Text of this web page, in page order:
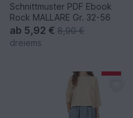
Schnittmuster PDF Ebook
Rock MALLARE Gr. 32-56
ab 5,92 € 8,90 €
dreiems